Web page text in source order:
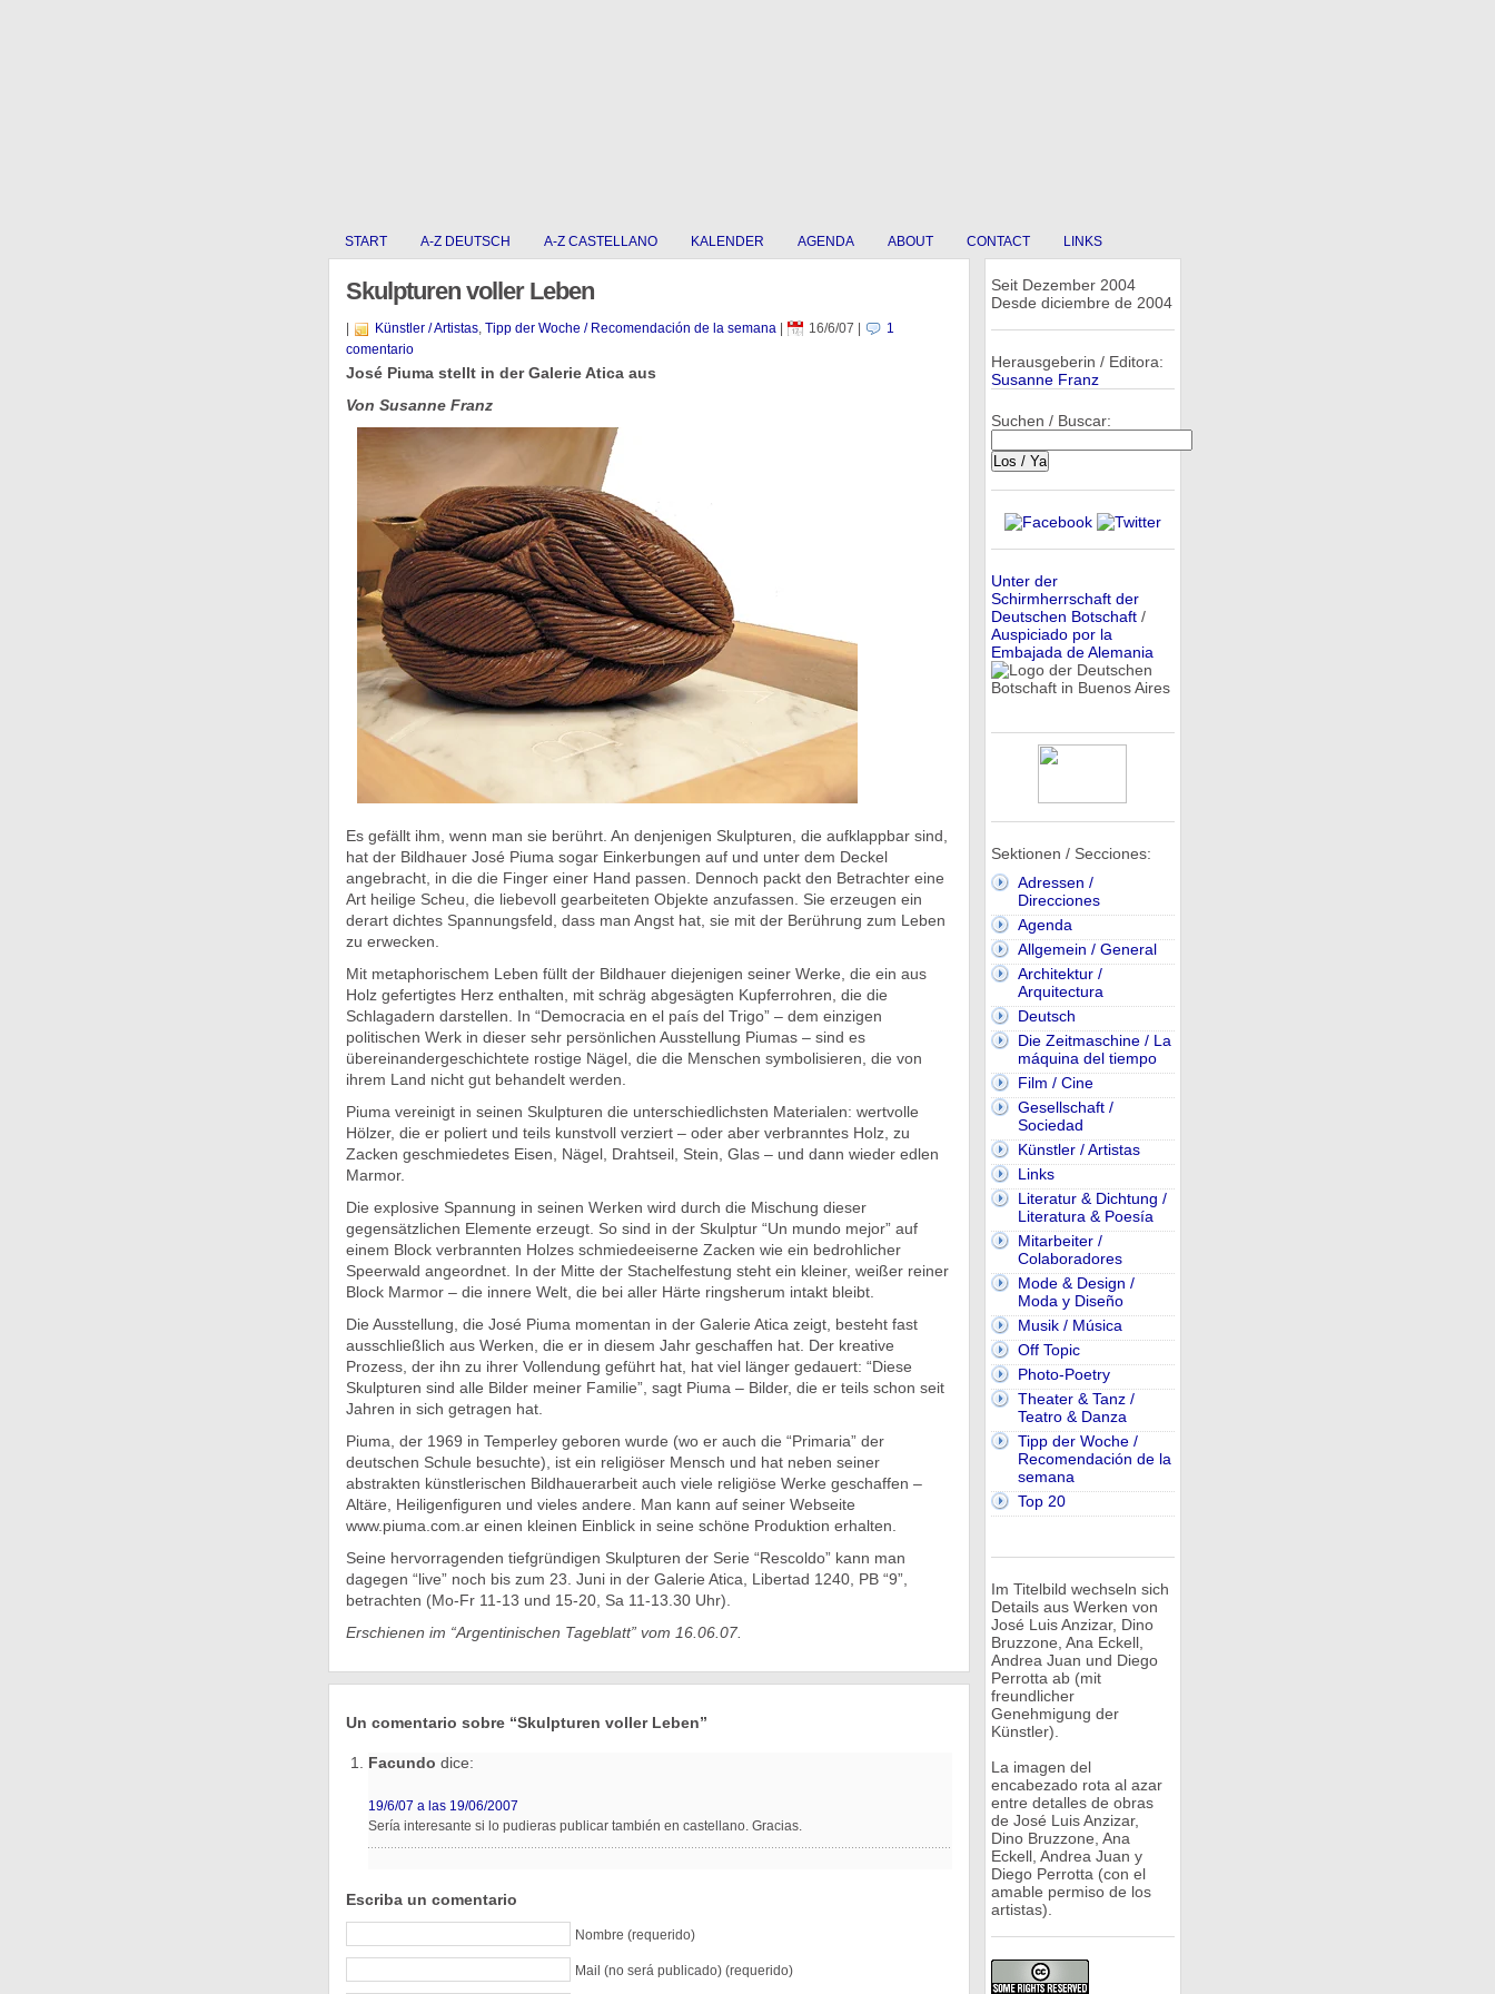
START A-Z DEUTSCH A-Z CASTELLANO KALENDER AGENDA ABOUT CONTACT LINKS
Skulpturen voller Leben
Künstler / Artistas, Tipp der Woche / Recomendación de la semana| 16/6/07
1
comentario
José Piuma stellt in der Galerie Atica aus
Von Susanne Franz
Es gefällt ihm, wenn man sie berührt. An denjenigen Skulpturen, die aufklappbar sind,
hat der Bildhauer José Piuma sogar Einkerbungen auf und unter dem Deckel
angebracht, in die die Finger einer Hand passen. Dennoch packt den Betrachter eine
Art heilige Scheu, die liebevoll gearbeiteten Objekte anzufassen. Sie erzeugen ein
derart dichtes Spannungsfeld, dass man Angst hat, sie mit der Berührung zum Leben
zu erwecken.
Mit metaphorischem Leben füllt der Bildhauer diejenigen seiner Werke, die ein aus
Holz gefertigtes Herz enthalten, mit schräg abgesägten Kupferrohren, die die
Schlagadern darstellen. In “Democracia en el país del Trigo” – dem einzigen
politischen Werk in dieser sehr persönlichen Ausstellung Piumas – sind es
übereinandergeschichtete rostige Nägel, die die Menschen symbolisieren, die von
ihrem Land nicht gut behandelt werden.
Piuma vereinigt in seinen Skulpturen die unterschiedlichsten Materialen: wertvolle
Hölzer, die er poliert und teils kunstvoll verziert – oder aber verbranntes Holz, zu
Zacken geschmiedetes Eisen, Nägel, Drahtseil, Stein, Glas – und dann wieder edlen
Marmor.
Die explosive Spannung in seinen Werken wird durch die Mischung dieser
gegensätzlichen Elemente erzeugt. So sind in der Skulptur “Un mundo mejor” auf
einem Block verbrannten Holzes schmiedeeiserne Zacken wie ein bedrohlicher
Speerwald angeordnet. In der Mitte der Stachelfestung steht ein kleiner, weißer reiner
Block Marmor – die innere Welt, die bei aller Härte ringsherum intakt bleibt.
Die Ausstellung, die José Piuma momentan in der Galerie Atica zeigt, besteht fast
ausschließlich aus Werken, die er in diesem Jahr geschaffen hat. Der kreative
Prozess, der ihn zu ihrer Vollendung geführt hat, hat viel länger gedauert: “Diese
Skulpturen sind alle Bilder meiner Familie”, sagt Piuma – Bilder, die er teils schon seit
Jahren in sich getragen hat.
Piuma, der 1969 in Temperley geboren wurde (wo er auch die “Primaria” der
deutschen Schule besuchte), ist ein religiöser Mensch und hat neben seiner
abstrakten künstlerischen Bildhauerarbeit auch viele religiöse Werke geschaffen –
Altäre, Heiligenfiguren und vieles andere. Man kann auf seiner Webseite
www.piuma.com.ar einen kleinen Einblick in seine schöne Produktion erhalten.
Seine hervorragenden tiefgründigen Skulpturen der Serie “Rescoldo” kann man
dagegen “live” noch bis zum 23. Juni in der Galerie Atica, Libertad 1240, PB “9”,
betrachten (Mo-Fr 11-13 und 15-20, Sa 11-13.30 Uhr).
Erschienen im “Argentinischen Tageblatt” vom 16.06.07.
Un comentario sobre “Skulpturen voller Leben”
Facundo dice:
19/6/07 a las 19/06/2007
Sería interesante si lo pudieras publicar también en castellano. Gracias.
Escriba un comentario
Nombre (requerido)
Mail (no será publicado) (requerido)
Seit Dezember 2004
Desde diciembre de 2004
Herausgeberin / Editora:
Susanne Franz
Suchen / Buscar:
Unter der
Schirmherrschaft der
Deutschen Botschaft/
Auspiciado por la
Embajada de Alemania
Sektionen / Secciones:
Adressen /
Direcciones
Agenda
Allgemein / General
Architektur /
Arquitectura
Deutsch
Die Zeitmaschine / La
máquina del tiempo
Film / Cine
Gesellschaft /
Sociedad
Künstler / Artistas
Links
Literatur & Dichtung /
Literatura & Poesía
Mitarbeiter /
Colaboradores
Mode & Design /
Moda y Diseño
Musik / Música
Off Topic
Photo-Poetry
Theater & Tanz /
Teatro & Danza
Tipp der Woche /
Recomendación de la
semana
Top 20
Im Titelbild wechseln sich
Details aus Werken von
José Luis Anzizar, Dino
Bruzzone, Ana Eckell,
Andrea Juan und Diego
Perrotta ab (mit
freundlicher
Genehmigung der
Künstler).
La imagen del
encabezado rota al azar
entre detalles de obras
de José Luis Anzizar,
Dino Bruzzone, Ana
Eckell, Andrea Juan y
Diego Perrotta (con el
amable permiso de los
artistas).